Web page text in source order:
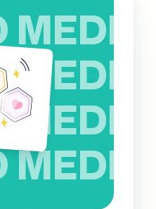
MEDIO
MEDIO
MEDIO
MEDIO